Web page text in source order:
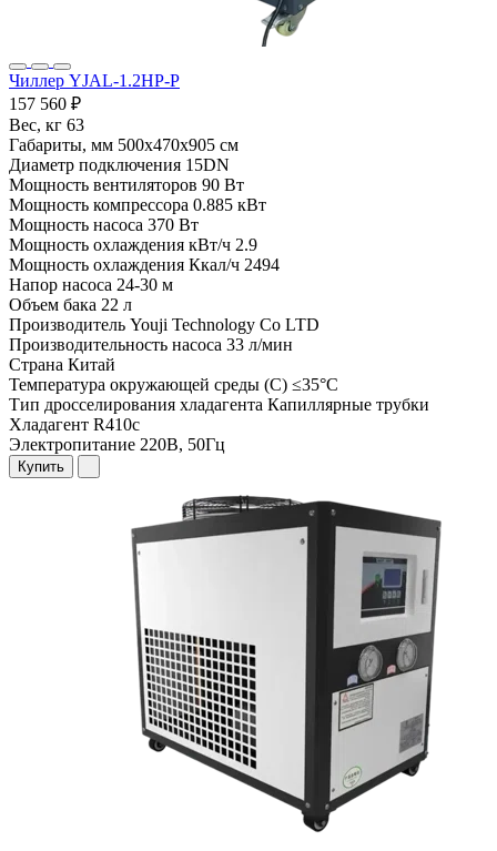
Чиллер YJAL-1.2HP-P
157 560 ₽
Вес, кг 63
Габариты, мм 500x470x905 см
Диаметр подключения 15DN
Мощность вентиляторов 90 Вт
Мощность компрессора 0.885 кВт
Мощность насоса 370 Вт
Мощность охлаждения кВт/ч 2.9
Мощность охлаждения Ккал/ч 2494
Напор насоса 24-30 м
Объем бака 22 л
Производитель Youji Technology Co LTD
Производительность насоса 33 л/мин
Страна Китай
Температура окружающей среды (С) ≤35°C
Тип дросселирования хладагента Капиллярные трубки
Хладагент R410c
Электропитание 220В, 50Гц
Купить